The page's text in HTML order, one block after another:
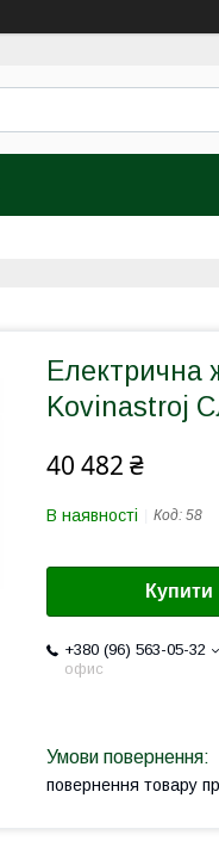
Електрична
Kovinastroj
40 482 ₴
В наявності Код: 58
Купити
+380 (96) 563-05-32
офис
повернення товару